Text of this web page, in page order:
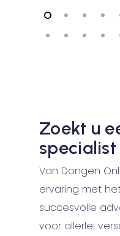
Zoekt u
specialist
Van Dongen
ervaring met
succesvolle
voor allerlei